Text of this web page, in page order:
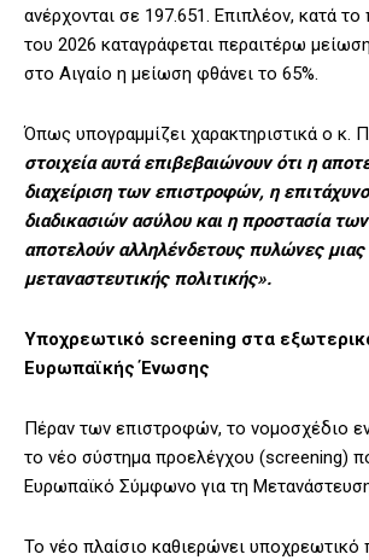
ανέρχονται σε 197.651. Επιπλέον, κατά
του 2026 καταγράφεται περαιτέρω
στο Αιγαίο η μείωση φθάνει το 65%.
Όπως υπογραμμίζει χαρακτηριστικά ο κ.
στοιχεία αυτά επιβεβαιώνουν ότι η
διαχείριση των επιστροφών, η
διαδικασιών ασύλου και η προστασία
αποτελούν αλληλένδετους πυλώνες μιας
μεταναστευτικής πολιτικής».
Υποχρεωτικό screening στα
Ευρωπαϊκής Ένωσης
Πέραν των επιστροφών, το νομοσχέδιο
το νέο σύστημα προελέγχου (screening)
Ευρωπαϊκό Σύμφωνο για τη
Το νέο πλαίσιο καθιερώνει